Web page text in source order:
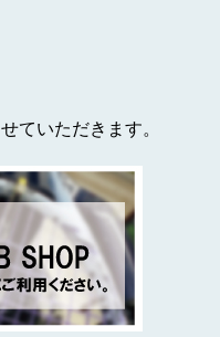
ていただきます。